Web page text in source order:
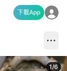
下載App
1/6